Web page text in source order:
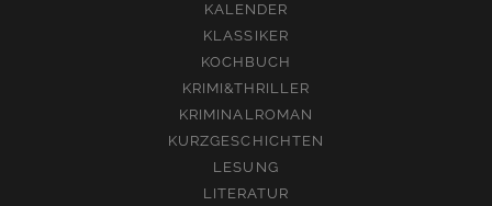
KALENDER
KLASSIKER
KOCHBUCH
KRIMI&THRILLER
KRIMINALROMAN
KURZGESCHICHTEN
LESUNG
LITERATUR